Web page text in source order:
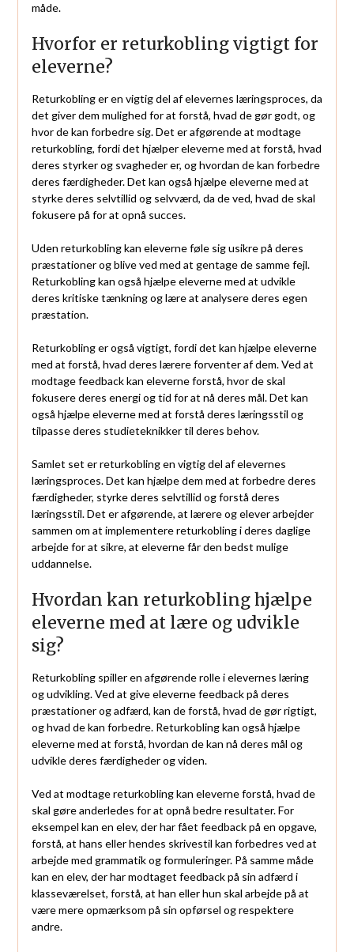
måde.
Hvorfor er returkobling vigtigt for
eleverne?
Returkobling er en vigtig del af elevernes læringsproces, da
det giver dem mulighed for at forstå, hvad de gør godt, og
hvor de kan forbedre sig. Det er afgørende at modtage
returkobling, fordi det hjælper eleverne med at forstå, hvad
deres styrker og svagheder er, og hvordan de kan forbedre
deres færdigheder. Det kan også hjælpe eleverne med at
styrke deres selvtillid og selvværd, da de ved, hvad de skal
fokusere på for at opnå succes.
Uden returkobling kan eleverne føle sig usikre på deres
præstationer og blive ved med at gentage de samme fejl.
Returkobling kan også hjælpe eleverne med at udvikle
deres kritiske tænkning og lære at analysere deres egen
præstation.
Returkobling er også vigtigt, fordi det kan hjælpe eleverne
med at forstå, hvad deres lærere forventer af dem. Ved at
modtage feedback kan eleverne forstå, hvor de skal
fokusere deres energi og tid for at nå deres mål. Det kan
også hjælpe eleverne med at forstå deres læringsstil og
tilpasse deres studieteknikker til deres behov.
Samlet set er returkobling en vigtig del af elevernes
læringsproces. Det kan hjælpe dem med at forbedre deres
færdigheder, styrke deres selvtillid og forstå deres
læringsstil. Det er afgørende, at lærere og elever arbejder
sammen om at implementere returkobling i deres daglige
arbejde for at sikre, at eleverne får den bedst mulige
uddannelse.
Hvordan kan returkobling hjælpe
eleverne med at lære og udvikle
sig?
Returkobling spiller en afgørende rolle i elevernes læring
og udvikling. Ved at give eleverne feedback på deres
præstationer og adfærd, kan de forstå, hvad de gør rigtigt,
og hvad de kan forbedre. Returkobling kan også hjælpe
eleverne med at forstå, hvordan de kan nå deres mål og
udvikle deres færdigheder og viden.
Ved at modtage returkobling kan eleverne forstå, hvad de
skal gøre anderledes for at opnå bedre resultater. For
eksempel kan en elev, der har fået feedback på en opgave,
forstå, at hans eller hendes skrivestil kan forbedres ved at
arbejde med grammatik og formuleringer. På samme måde
kan en elev, der har modtaget feedback på sin adfærd i
klasseværelset, forstå, at han eller hun skal arbejde på at
være mere opmærksom på sin opførsel og respektere
andre.